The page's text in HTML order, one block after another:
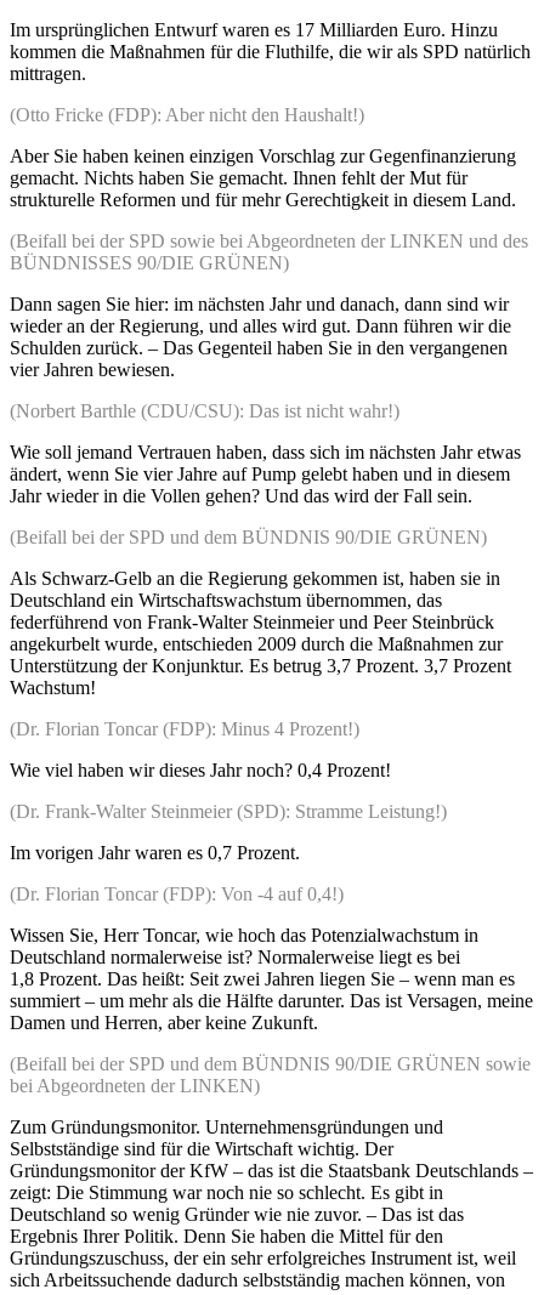
Im ursprünglichen Entwurf waren es 17 Milliarden Euro. Hinzu
kommen die Maßnahmen für die Fluthilfe, die wir als SPD natürlich
mittragen.
(Otto Fricke (FDP): Aber nicht den Haushalt!)
Aber Sie haben keinen einzigen Vorschlag zur Gegenfinanzierung
gemacht. Nichts haben Sie gemacht. Ihnen fehlt der Mut für
strukturelle Reformen und für mehr Gerechtigkeit in diesem Land.
(Beifall bei der SPD sowie bei Abgeordneten der LINKEN und des
BÜNDNISSES 90/DIE GRÜNEN)
Dann sagen Sie hier: im nächsten Jahr und danach, dann sind wir
wieder an der Regierung, und alles wird gut. Dann führen wir die
Schulden zurück. – Das Gegenteil haben Sie in den vergangenen
vier Jahren bewiesen.
(Norbert Barthle (CDU/CSU): Das ist nicht wahr!)
Wie soll jemand Vertrauen haben, dass sich im nächsten Jahr etwas
ändert, wenn Sie vier Jahre auf Pump gelebt haben und in diesem
Jahr wieder in die Vollen gehen? Und das wird der Fall sein.
(Beifall bei der SPD und dem BÜNDNIS 90/DIE GRÜNEN)
Als Schwarz-Gelb an die Regierung gekommen ist, haben sie in
Deutschland ein Wirtschaftswachstum übernommen, das
federführend von Frank-Walter Steinmeier und Peer Steinbrück
angekurbelt wurde, entschieden 2009 durch die Maßnahmen zur
Unterstützung der Konjunktur. Es betrug 3,7 Prozent. 3,7 Prozent
Wachstum!
(Dr. Florian Toncar (FDP): Minus 4 Prozent!)
Wie viel haben wir dieses Jahr noch? 0,4 Prozent!
(Dr. Frank-Walter Steinmeier (SPD): Stramme Leistung!)
Im vorigen Jahr waren es 0,7 Prozent.
(Dr. Florian Toncar (FDP): Von -4 auf 0,4!)
Wissen Sie, Herr Toncar, wie hoch das Potenzialwachstum in
Deutschland normalerweise ist? Normalerweise liegt es bei
1,8 Prozent. Das heißt: Seit zwei Jahren liegen Sie – wenn man es
summiert – um mehr als die Hälfte darunter. Das ist Versagen, meine
Damen und Herren, aber keine Zukunft.
(Beifall bei der SPD und dem BÜNDNIS 90/DIE GRÜNEN sowie
bei Abgeordneten der LINKEN)
Zum Gründungsmonitor. Unternehmensgründungen und
Selbstständige sind für die Wirtschaft wichtig. Der
Gründungsmonitor der KfW – das ist die Staatsbank Deutschlands –
zeigt: Die Stimmung war noch nie so schlecht. Es gibt in
Deutschland so wenig Gründer wie nie zuvor. – Das ist das
Ergebnis Ihrer Politik. Denn Sie haben die Mittel für den
Gründungszuschuss, der ein sehr erfolgreiches Instrument ist, weil
sich Arbeitssuchende dadurch selbstständig machen können, von